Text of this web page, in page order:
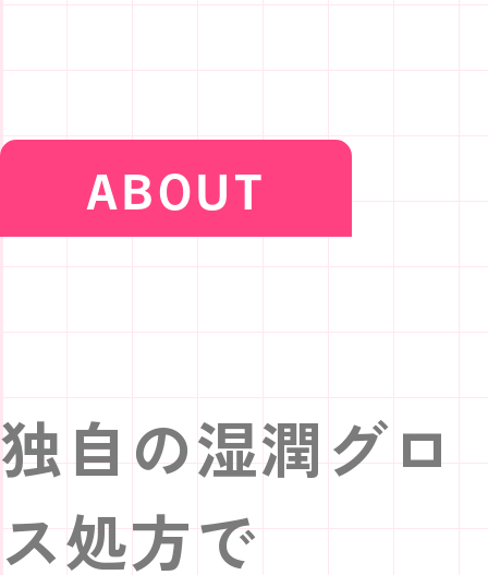
ABOUT
独自の湿潤グロ
ス処方で